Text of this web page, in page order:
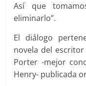
Así que
eliminarlo”.
El diálogo
novela del
Porter -mejor
Henry- publicada